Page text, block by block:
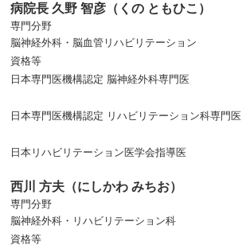
病院長 久野 智彦（くの ともひこ）
専門分野
脳神経外科・脳血管リハビリテーション
資格等
日本専門医機構認定 脳神経外科専門医
日本専門医機構認定 リハビリテーション科専門医
日本リハビリテーション医学会指導医
西川 方夫（にしかわ みちお）
専門分野
脳神経外科・リハビリテーション科
資格等